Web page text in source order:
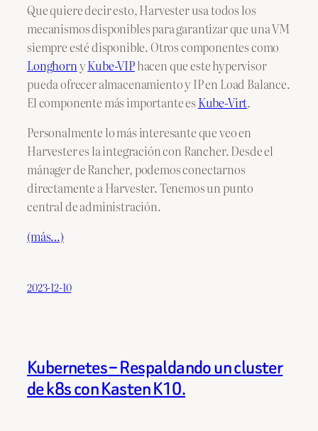
Que quiere decir esto, Harvester usa todos los
mecanismos disponibles para garantizar que una VM
siempre esté disponible. Otros componentes como
LonghornyKube-VIPhacen que este hypervisor
pueda ofrecer almacenamiento y IP en Load Balance.
El componente más importante esKube-Virt.
Personalmente lo más interesante que veo en
Harvester es la integración con Rancher. Desde el
mánager de Rancher, podemos conectarnos
directamente a Harvester. Tenemos un punto
central de administración.
(más…)
2023-12-10
Kubernetes – Respaldando un cluster
de k8s con Kasten K10.